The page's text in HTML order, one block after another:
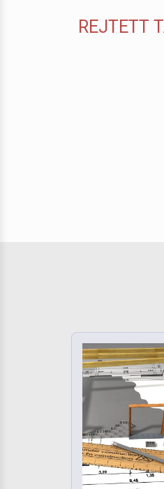
REJTETT